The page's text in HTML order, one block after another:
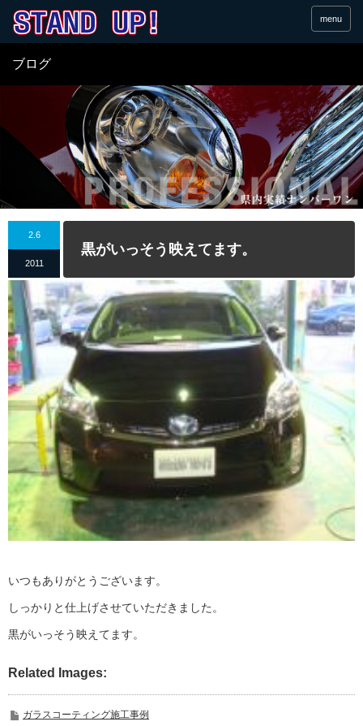
menu
ブログ
2.6
2011
黒がいっそう映えてます。
いつもありがとうございます。
しっかりと仕上げさせていただきました。
黒がいっそう映えてます。
Related Images:
ガラスコーティング施工事例